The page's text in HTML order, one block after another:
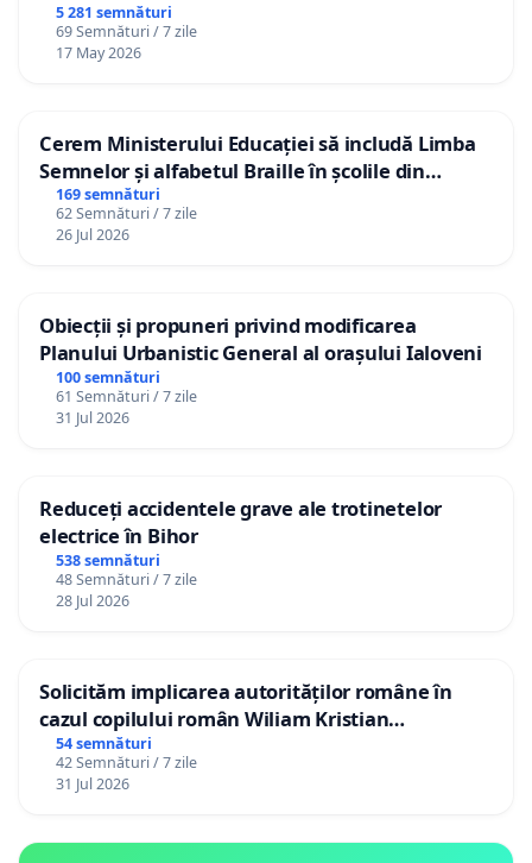
5 281 semnături
69 Semnături / 7 zile
17 May 2026
Cerem Ministerului Educației să includă Limba
Semnelor și alfabetul Braille în școlile din
Republica Moldova!
169 semnături
62 Semnături / 7 zile
26 Jul 2026
Obiecții și propuneri privind modificarea
Planului Urbanistic General al orașului Ialoveni
100 semnături
61 Semnături / 7 zile
31 Jul 2026
Reduceți accidentele grave ale trotinetelor
electrice în Bihor
538 semnături
48 Semnături / 7 zile
28 Jul 2026
Solicităm implicarea autorităților române în
cazul copilului român Wiliam Kristian
Gheorghe, aflat în plasament în Danemarca de
12 ani
54 semnături
42 Semnături / 7 zile
31 Jul 2026